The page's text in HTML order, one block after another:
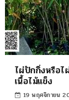
ไผ่ปักกิ่งหรือ
เนื้อไม้แข็ง
19 พฤศจิกายน